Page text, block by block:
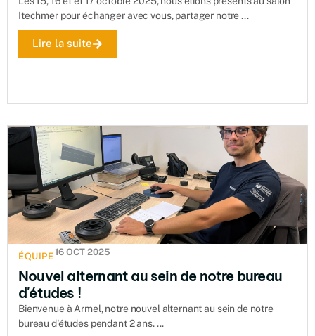
Itechmer pour échanger avec vous, partager notre ...
Lire la suite
ÉQUIPE16 OCT 2025
Nouvel alternant au sein de notre bureau
d'études !
Bienvenue à Armel, notre nouvel alternant au sein de notre
bureau d'études pendant 2 ans. ...